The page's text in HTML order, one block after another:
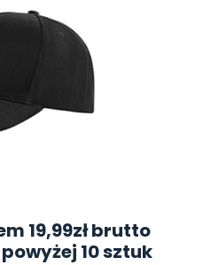
19,99zł brutto
10 sztuk